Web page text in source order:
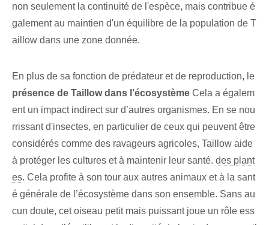
non seulement la continuité de l'espèce, mais⁤ contribue é
galement au maintien d'un équilibre de la population de T
aillow dans une zone donnée.
En plus de sa fonction de prédateur et de reproduction, le
présence de Taillow dans l’⁢écosystème Cela a égalem
ent un impact indirect sur d’autres organismes. En se nou
rrissant d'insectes, en particulier de ceux qui peuvent être
considérés comme des ravageurs agricoles, Taillow aide
à protéger les cultures et à maintenir leur santé. des plant
es. Cela profite à son tour aux autres animaux et à la sant
é générale de l’écosystème dans son ensemble. Sans au
cun doute, cet oiseau petit mais puissant joue un rôle ess